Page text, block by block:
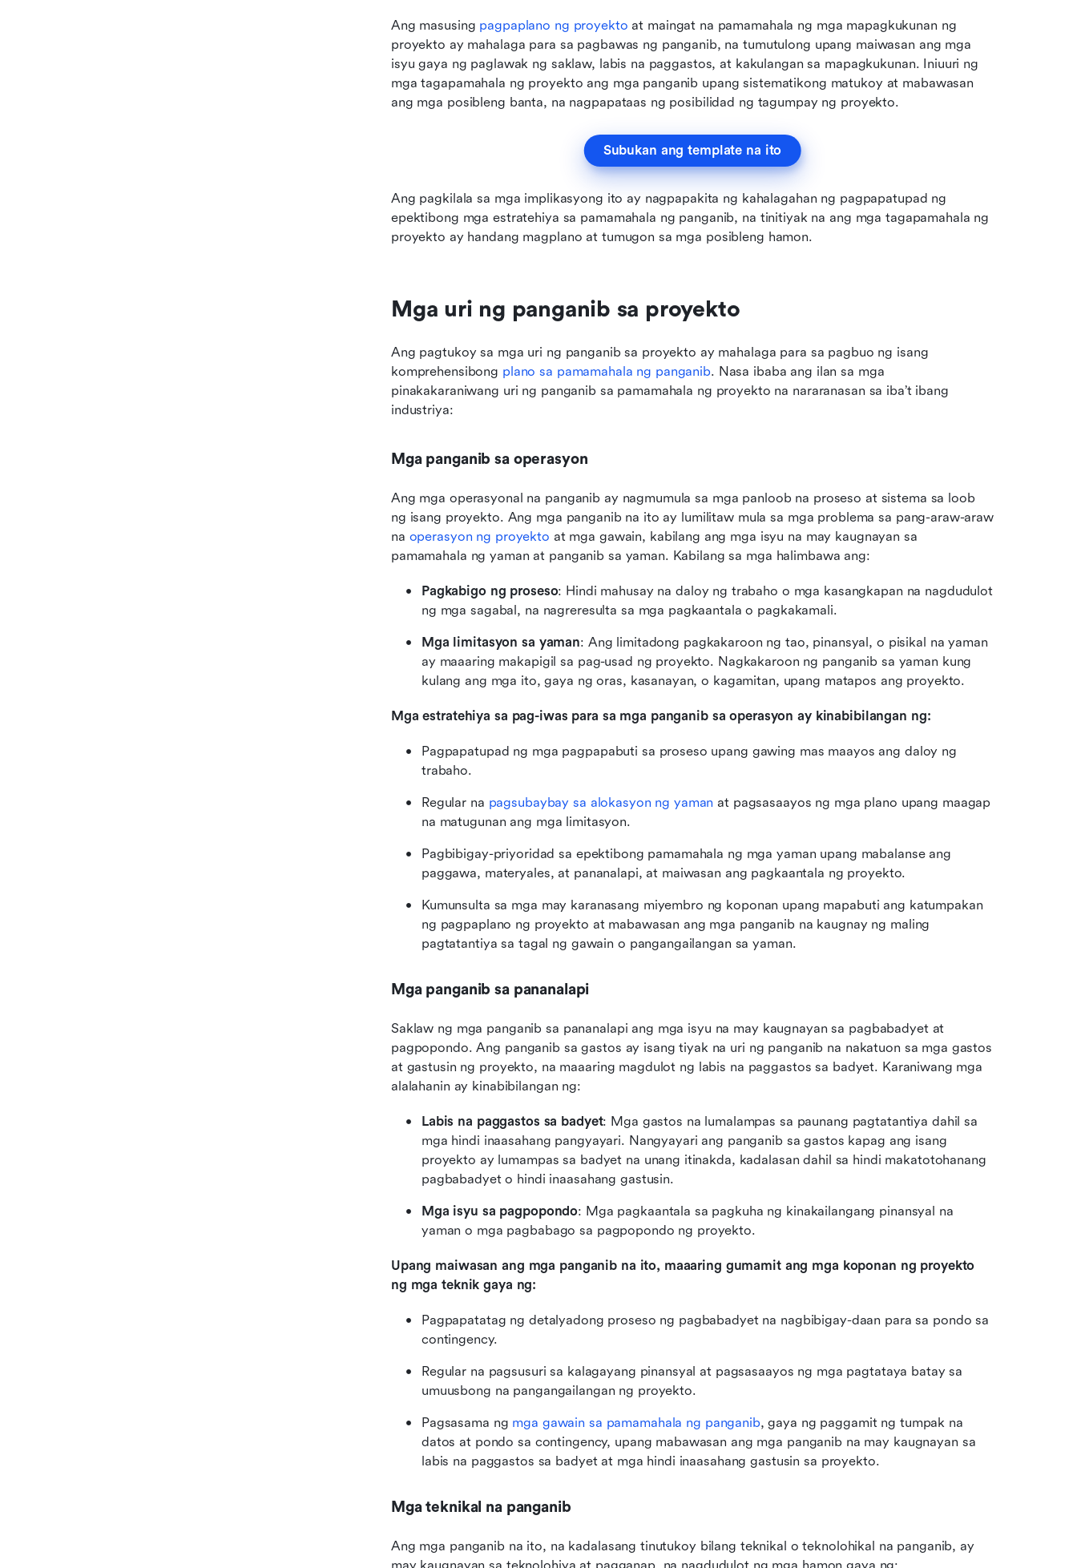
Ang masusing pagpaplano ng proyekto at maingat na pamamahala ng mga mapagkukunan ng
proyekto ay mahalaga para sa pagbawas ng panganib, na tumutulong upang maiwasan ang mga
isyu gaya ng paglawak ng saklaw, labis na paggastos, at kakulangan sa mapagkukunan. Iniuuri ng
mga tagapamahala ng proyekto ang mga panganib upang sistematikong matukoy at mabawasan
ang mga posibleng banta, na nagpapataas ng posibilidad ng tagumpay ng proyekto.
Subukan ang template na ito
Ang pagkilala sa mga implikasyong ito ay nagpapakita ng kahalagahan ng pagpapatupad ng
epektibong mga estratehiya sa pamamahala ng panganib, na tinitiyak na ang mga tagapamahala ng
proyekto ay handang magplano at tumugon sa mga posibleng hamon.
Mga uri ng panganib sa proyekto
Ang pagtukoy sa mga uri ng panganib sa proyekto ay mahalaga para sa pagbuo ng isang
komprehensibong plano sa pamamahala ng panganib. Nasa ibaba ang ilan sa mga
pinakakaraniwang uri ng panganib sa pamamahala ng proyekto na nararanasan sa iba’t ibang
industriya:
Mga panganib sa operasyon
Ang mga operasyonal na panganib ay nagmumula sa mga panloob na proseso at sistema sa loob
ng isang proyekto. Ang mga panganib na ito ay lumilitaw mula sa mga problema sa pang-araw-araw
na operasyon ng proyekto at mga gawain, kabilang ang mga isyu na may kaugnayan sa
pamamahala ng yaman at panganib sa yaman. Kabilang sa mga halimbawa ang:
Pagkabigo ng proseso: Hindi mahusay na daloy ng trabaho o mga kasangkapan na nagdudulot
ng mga sagabal, na nagreresulta sa mga pagkaantala o pagkakamali.
Mga limitasyon sa yaman: Ang limitadong pagkakaroon ng tao, pinansyal, o pisikal na yaman
ay maaaring makapigil sa pag-usad ng proyekto. Nagkakaroon ng panganib sa yaman kung
kulang ang mga ito, gaya ng oras, kasanayan, o kagamitan, upang matapos ang proyekto.
Mga estratehiya sa pag-iwas para sa mga panganib sa operasyon ay kinabibilangan ng:
Pagpapatupad ng mga pagpapabuti sa proseso upang gawing mas maayos ang daloy ng
trabaho.
Regular na pagsubaybay sa alokasyon ng yaman at pagsasaayos ng mga plano upang maagap
na matugunan ang mga limitasyon.
Pagbibigay-priyoridad sa epektibong pamamahala ng mga yaman upang mabalanse ang
paggawa, materyales, at pananalapi, at maiwasan ang pagkaantala ng proyekto.
Kumunsulta sa mga may karanasang miyembro ng koponan upang mapabuti ang katumpakan
ng pagpaplano ng proyekto at mabawasan ang mga panganib na kaugnay ng maling
pagtatantiya sa tagal ng gawain o pangangailangan sa yaman.
Mga panganib sa pananalapi
Saklaw ng mga panganib sa pananalapi ang mga isyu na may kaugnayan sa pagbabadyet at
pagpopondo. Ang panganib sa gastos ay isang tiyak na uri ng panganib na nakatuon sa mga gastos
at gastusin ng proyekto, na maaaring magdulot ng labis na paggastos sa badyet. Karaniwang mga
alalahanin ay kinabibilangan ng:
Labis na paggastos sa badyet: Mga gastos na lumalampas sa paunang pagtatantiya dahil sa
mga hindi inaasahang pangyayari. Nangyayari ang panganib sa gastos kapag ang isang
proyekto ay lumampas sa badyet na unang itinakda, kadalasan dahil sa hindi makatotohanang
pagbabadyet o hindi inaasahang gastusin.
Mga isyu sa pagpopondo: Mga pagkaantala sa pagkuha ng kinakailangang pinansyal na
yaman o mga pagbabago sa pagpopondo ng proyekto.
Upang maiwasan ang mga panganib na ito, maaaring gumamit ang mga koponan ng proyekto
ng mga teknik gaya ng:
Pagpapatatag ng detalyadong proseso ng pagbabadyet na nagbibigay-daan para sa pondo sa
contingency.
Regular na pagsusuri sa kalagayang pinansyal at pagsasaayos ng mga pagtataya batay sa
umuusbong na pangangailangan ng proyekto.
Pagsasama ng mga gawain sa pamamahala ng panganib, gaya ng paggamit ng tumpak na
datos at pondo sa contingency, upang mabawasan ang mga panganib na may kaugnayan sa
labis na paggastos sa badyet at mga hindi inaasahang gastusin sa proyekto.
Mga teknikal na panganib
Ang mga panganib na ito, na kadalasang tinutukoy bilang teknikal o teknolohikal na panganib, ay